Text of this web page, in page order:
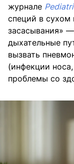
журнале
специй в сухом
засасывания»
дыхательные
вызвать
(инфекции
проблемы со